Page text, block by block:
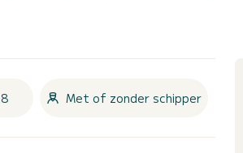
Met of zonder schipper